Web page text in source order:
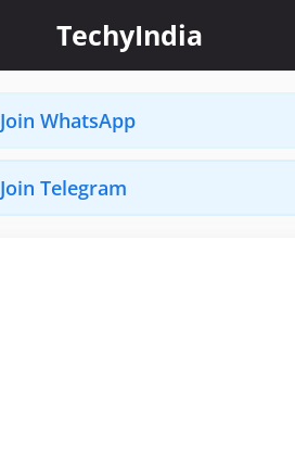
TechyIndia
Join WhatsApp
Join Telegram